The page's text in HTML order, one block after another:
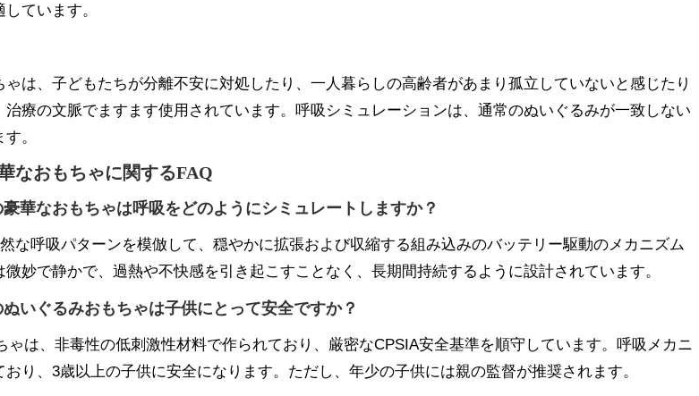
ています。
ゃは、子どもたちが分離不安に対処したり、一人暮らしの高齢者があまり孤立していないと感じたり
療の文脈でますます使用されています。呼吸シミュレーションは、通常のぬいぐるみが一致しない
。
なおもちゃに関するFAQ
華なおもちゃは呼吸をどのようにシミュレートしますか？
な呼吸パターンを模倣して、穏やかに拡張および収縮する組み込みのバッテリー駆動のメカニズム
妙で静かで、過熱や不快感を引き起こすことなく、長期間持続するように設計されています。
いぐるみおもちゃは子供にとって安全ですか？
ゃは、非毒性の低刺激性材料で作られており、厳密なCPSIA安全基準を順守しています。呼吸メカニ
り、3歳以上の子供に安全になります。ただし、年少の子供には親の監督が推奨されます。